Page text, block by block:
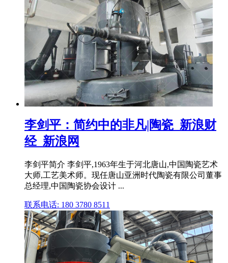
李剑平：简约中的非凡|陶瓷_新浪财
经_新浪网
李剑平简介 李剑平,1963年生于河北唐山,中国陶瓷艺术
大师,工艺美术师。现任唐山亚洲时代陶瓷有限公司董事
总经理,中国陶瓷协会设计 ...
联系电话: 180 3780 8511